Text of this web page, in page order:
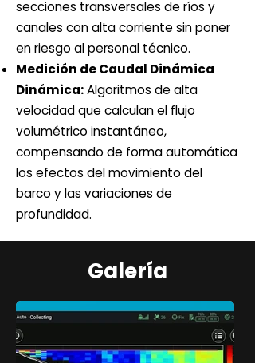
secciones transversales de ríos y
canales con alta corriente sin poner
en riesgo al personal técnico.
Medición de Caudal Dinámica
Dinámica:Algoritmos de alta
velocidad que calculan el flujo
volumétrico instantáneo,
compensando de forma automática
los efectos del movimiento del
barco y las variaciones de
profundidad.
Galería